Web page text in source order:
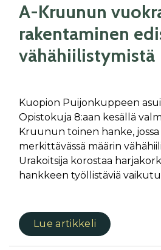
A-Kruunun
rakentaminen
vähähiilistymistä
Kuopion Puijonkuppeen
Opistokuja 8:aan kesällä
Kruunun toinen hanke,
merkittävässä määrin
Urakoitsija korostaa
hankkeen työllistäviä
Lue artikkeli